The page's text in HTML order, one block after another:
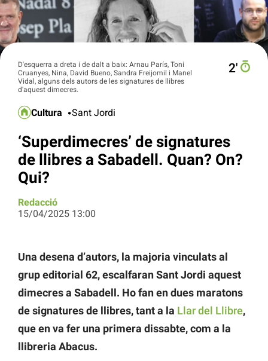
D'esquerra a dreta i de dalt a baix: Arnau París, Toni
Cruanyes, Nina, David Bueno, Sandra Freijomil i Manel
Vidal, alguns dels autors de les signatures de llibres
d'aquest dimecres.
2′
Cultura Sant Jordi
‘Superdimecres’ de signatures
de llibres a Sabadell. Quan? On?
Qui?
Redacció
15/04/2025 13:00
Una desena d’autors, la majoria vinculats al
grup editorial 62, escalfaran Sant Jordi aquest
dimecres a Sabadell. Ho fan en dues maratons
de signatures de llibres, tant a la Llar del Llibre,
que en va fer una primera dissabte, com a la
llibreria Abacus.